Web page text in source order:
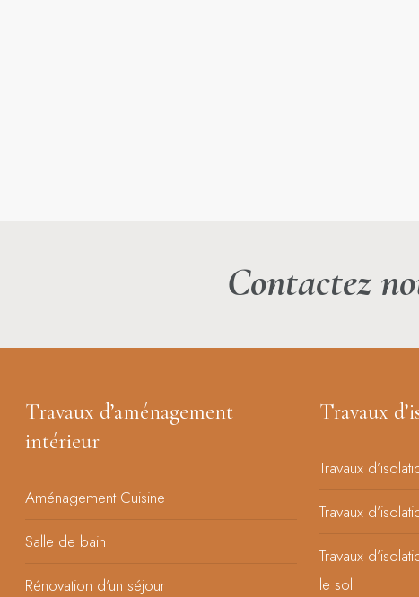
Contactez
Travaux d’aménagement
intérieur
Aménagement Cuisine
Salle de bain
Rénovation d’un séjour
Travaux
Travaux
Travaux
Travaux
le sol